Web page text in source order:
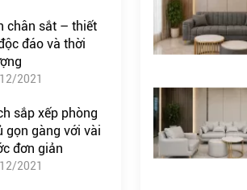
chân sắt – thiết
đáo và thời
2021
sắp xếp phòng
gọn gàng với vài
đơn giản
2021